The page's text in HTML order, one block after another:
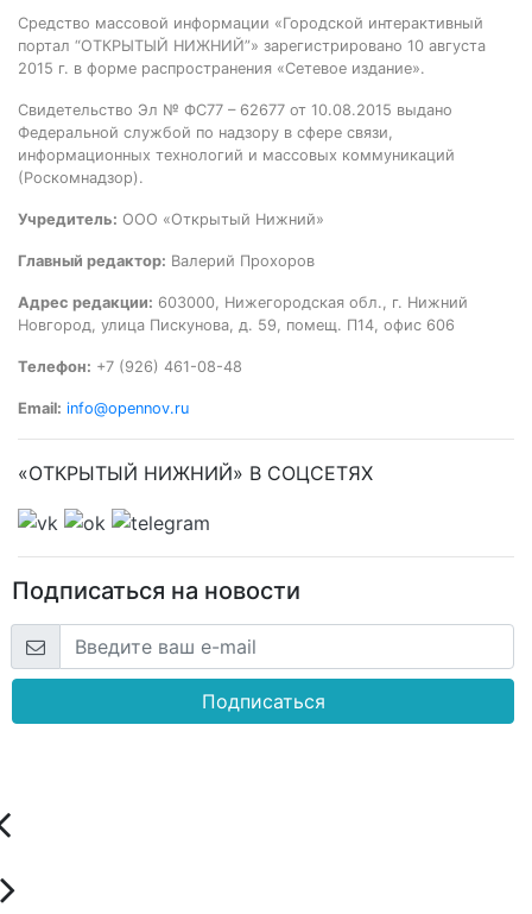
Средство массовой информации «Городской интерактивный
портал “ОТКРЫТЫЙ НИЖНИЙ”» зарегистрировано 10 августа
2015 г. в форме распространения «Сетевое издание».
Свидетельство Эл № ФС77 – 62677 от 10.08.2015 выдано
Федеральной службой по надзору в сфере связи,
информационных технологий и массовых коммуникаций
(Роскомнадзор).
Учредитель: ООО «Открытый Нижний»
Главный редактор: Валерий Прохоров
Адрес редакции: 603000, Нижегородская обл., г. Нижний
Новгород, улица Пискунова, д. 59, помещ. П14, офис 606
Телефон: +7 (926) 461-08-48
Email: info@opennov.ru
«ОТКРЫТЫЙ НИЖНИЙ» В СОЦСЕТЯХ
Подписаться на новости
Подписаться